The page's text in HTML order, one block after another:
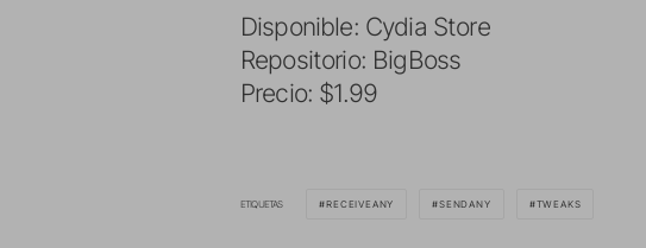
Disponible: Cydia Store
Repositorio: BigBoss
Precio: $1.99
ETIQUETAS RECEIVEANY SENDANY TWEAKS